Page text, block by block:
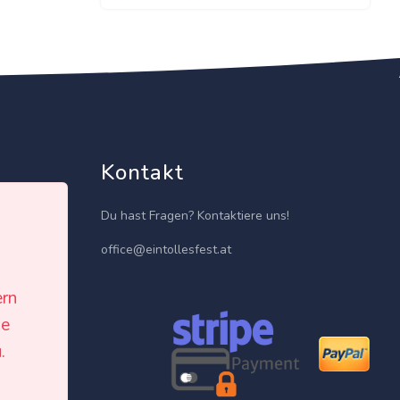
Kontakt
Du hast Fragen? Kontaktiere uns!
office@eintollesfest.at